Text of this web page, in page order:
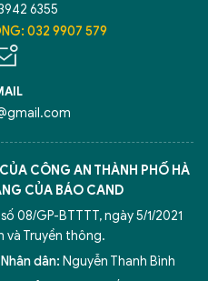
6355
032 9907 579
CÔNG AN THÀNH PHỐ HÀ
CỦA BÁO CAND
08/GP-BTTTT, ngày 5/1/2021
và Truyền thông.
dân: Nguyễn Thanh Bình